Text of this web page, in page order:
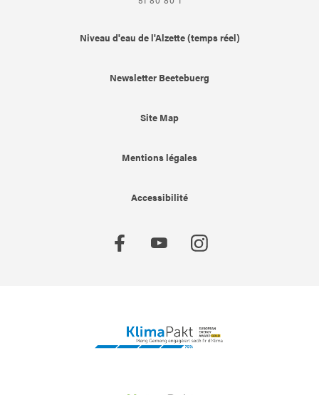
Niveau d'eau de l'Alzette (temps réel)
Newsletter Beetebuerg
Site Map
Mentions légales
Accessibilité